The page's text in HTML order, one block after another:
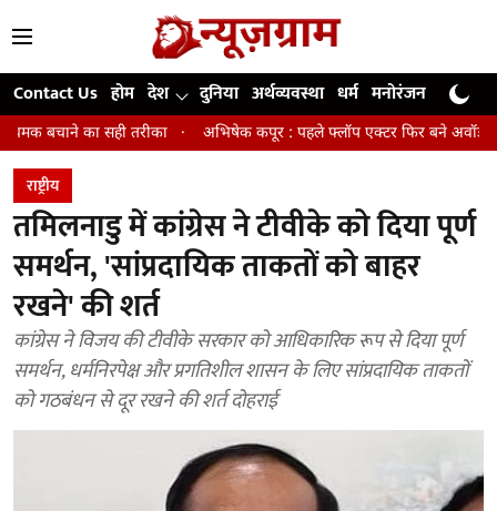
Contact Us होम देश दुनिया अर्थव्यवस्था धर्म मनोरंजन खेल
तरीका अभिषेक कपूर : पहले फ्लॉप एक्टर फिर बने अवॉर्ड विनिंग डायरेक्टर
राष्ट्रीय
तमिलनाडु में कांग्रेस ने टीवीके को दिया पूर्ण
समर्थन, 'सांप्रदायिक ताकतों को बाहर
रखने' की शर्त
कांग्रेस ने विजय की टीवीके सरकार को आधिकारिक रूप से दिया पूर्ण
समर्थन, धर्मनिरपेक्ष और प्रगतिशील शासन के लिए सांप्रदायिक ताकतों
को गठबंधन से दूर रखने की शर्त दोहराई